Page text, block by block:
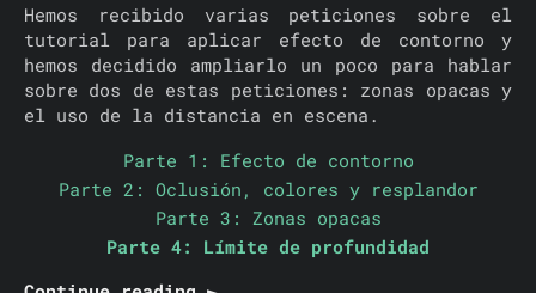
Hemos recibido varias peticiones sobre el
tutorial para aplicar efecto de contorno y
hemos decidido ampliarlo un poco para hablar
sobre dos de estas peticiones: zonas opacas y
el uso de la distancia en escena.
Parte 1: Efecto de contorno
Parte 2: Oclusión, colores y resplandor
Parte 3: Zonas opacas
Parte 4: Límite de profundidad